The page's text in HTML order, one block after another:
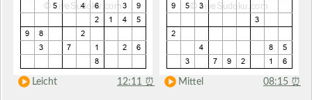
Leicht 12:11 ⏰ Mittel 08:15 ⏰